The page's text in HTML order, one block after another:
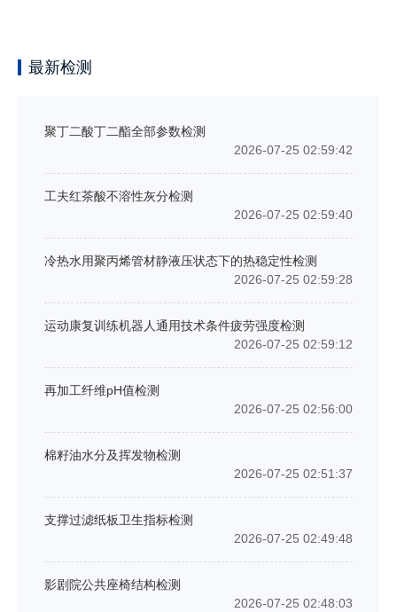
最新检测
聚丁二酸丁二酯全部参数检测
2026-07-25 02:59:42
工夫红茶酸不溶性灰分检测
2026-07-25 02:59:40
冷热水用聚丙烯管材静液压状态下的热稳定性检测
2026-07-25 02:59:28
运动康复训练机器人通用技术条件疲劳强度检测
2026-07-25 02:59:12
再加工纤维pH值检测
2026-07-25 02:56:00
棉籽油水分及挥发物检测
2026-07-25 02:51:37
支撑过滤纸板卫生指标检测
2026-07-25 02:49:48
影剧院公共座椅结构检测
2026-07-25 02:48:03